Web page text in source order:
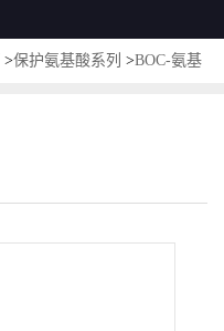
>保护氨基酸系列 >BOC-氨基